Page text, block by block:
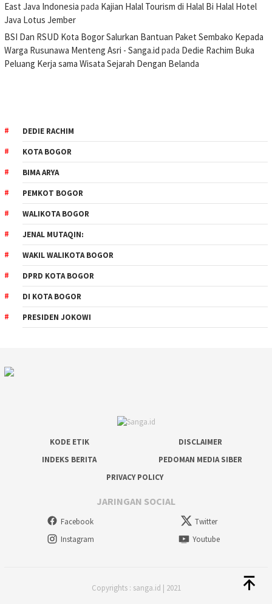
East Java Indonesia pada Kajian Halal Tourism di Halal Bi Halal Hotel
Java Lotus Jember
BSI Dan RSUD Kota Bogor Salurkan Bantuan Paket Sembako Kepada
Warga Rusunawa Menteng Asri - Sanga.id pada Dedie Rachim Buka
Peluang Kerja sama Wisata Sejarah Dengan Belanda
DEDIE RACHIM
KOTA BOGOR
BIMA ARYA
PEMKOT BOGOR
WALIKOTA BOGOR
JENAL MUTAQIN:
WAKIL WALIKOTA BOGOR
DPRD KOTA BOGOR
DI KOTA BOGOR
PRESIDEN JOKOWI
KODE ETIK
DISCLAIMER
INDEKS BERITA
PEDOMAN MEDIA SIBER
PRIVACY POLICY
JARINGAN SOCIAL
Facebook
Twitter
Instagram
Youtube
Copyrights : sanga.id | 2021